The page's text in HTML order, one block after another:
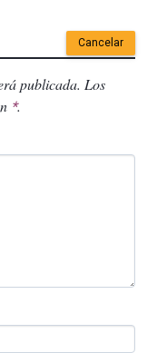
Cancelar
publicada. Los
*.